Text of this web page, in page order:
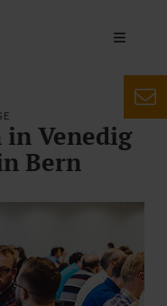
Venedig
Bern